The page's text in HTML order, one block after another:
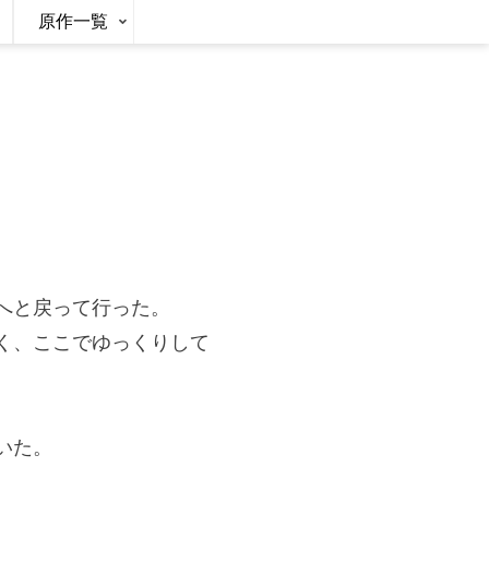
原作一覧
戻って行った。
ここでゆっくりして
。